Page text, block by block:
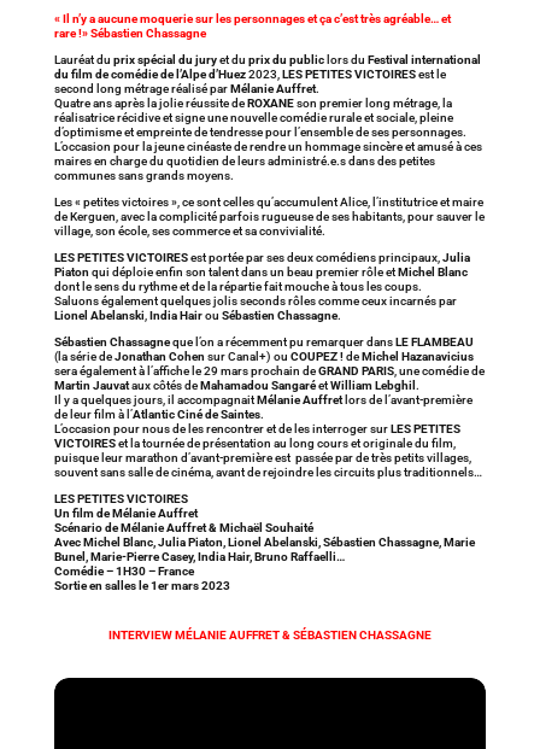
« Il n’y a aucune moquerie sur les personnages et ça c’est très agréable… et
rare !» Sébastien Chassagne
Lauréat du prix spécial du juryet du prix du publiclors du Festival international
du film de comédie de l’Alpe d’Huez2023, LES PETITES VICTOIRESest le
second long métrage réalisé parMélanie Auffret.
Quatre ans après la jolie réussite deROXANEson premier long métrage, la
réalisatrice récidive et signe une nouvelle comédie rurale et sociale, pleine
d’optimisme et empreinte de tendresse pour l’ensemble de ses personnages.
L’occasion pour la jeune cinéaste de rendre un hommage sincère et amusé à ces
maires en charge du quotidien de leurs administré.e.s dans des petites
communes sans grands moyens.
Les « petites victoires », ce sont celles qu’accumulent Alice, l’institutrice et maire
de Kerguen, avec la complicité parfois rugueuse de ses habitants, pour sauver le
village, son école, ses commerce et sa convivialité.
LES PETITES VICTOIRESest portée par ses deux comédiens principaux, Julia
Piaton qui déploie enfin son talent dans un beau premier rôle etMichel Blanc
dont le sens du rythme et de la répartie fait mouche à tous les coups.
Saluons également quelques jolis seconds rôles comme ceux incarnés par
Lionel Abelanski India Hairou Sébastien Chassagne.
Sébastien Chassagneque l’on a récemment pu remarquer dansLE FLAMBEAU
(la série deJonathan Cohen sur Canal+) ou COUPEZ !deMichel Hazanavicius
sera également à l’affiche le 29 mars prochain deGRAND PARIS, une comédie de
Martin Jauvataux côtés deMahamadou SangaréetWilliam Lebghil .
Il y a quelques jours, il accompagnaitMélanie Auffretlors de l’avant-première
de leur film à l’Atlantic Ciné de Saintes.
L’occasion pour nous de les rencontrer et de les interroger surLES PETITES
VICTOIRESet la tournée de présentation au long cours et originale du film,
puisque leur marathon d’avant-première est passée par de très petits villages,
souvent sans salle de cinéma, avant de rejoindre les circuits plus traditionnels…
LES PETITES VICTOIRES
Un film de Mélanie Auffret
Scénario de Mélanie Auffret & Michaël Souhaité
Avec Michel Blanc, Julia Piaton, Lionel Abelanski, Sébastien Chassagne, Marie
Bunel, Marie-Pierre Casey, India Hair, Bruno Raffaelli…
Comédie – 1H30 – France
Sortie en salles le 1er mars 2023
INTERVIEW MÉLANIE AUFFRET & SÉBASTIEN CHASSAGNE